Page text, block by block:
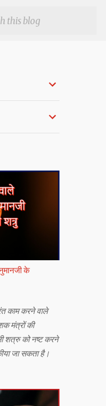
के
काम करने वाले
मंत्रों की
शत्रु को नष्ट करने
जा सकता है।